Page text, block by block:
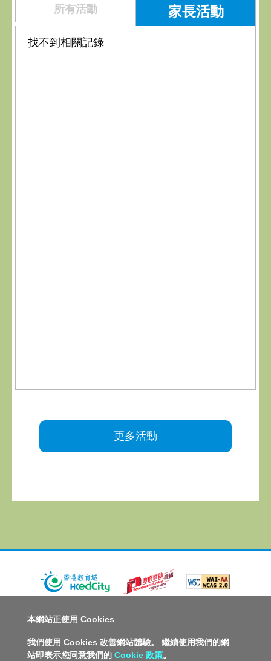
所有活動 家長活動
找不到相關記錄
更多活動
人才招募
聯絡我們
私隱政策聲明 服務條款 版權及知識產權政策
本網站正使用 Cookies
我們使用 Cookies 改善網站體驗。 繼續使用我們的網
站即表示您同意我們的 Cookie 政策。